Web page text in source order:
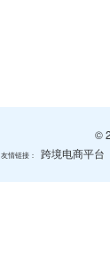
©
友情链接： 跨境电商平台